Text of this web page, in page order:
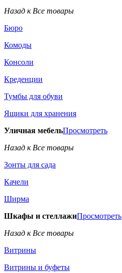
Назад к Все товары
Бюро
Комоды
Консоли
Креденции
Тумбы для обуви
Ящики для хранения
Уличная мебельПросмотреть
Назад к Все товары
Зонты для сада
Качели
Ширма
Шкафы и стеллажиПросмотреть
Назад к Все товары
Витрины
Витрины и буфеты